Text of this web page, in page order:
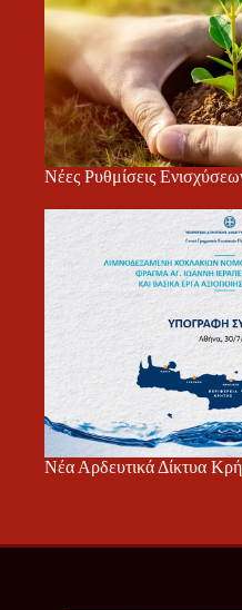
Νέες Ρυθμίσεις
Νέα Αρδευτικά Δίκτυα